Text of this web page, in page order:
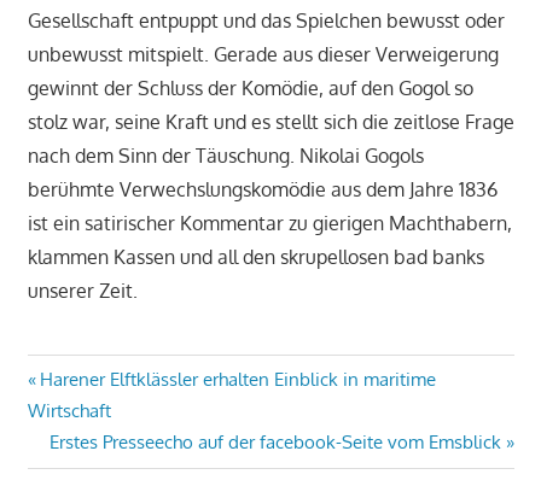
Gesellschaft entpuppt und das Spielchen bewusst oder
unbewusst mitspielt. Gerade aus dieser Verweigerung
gewinnt der Schluss der Komödie, auf den Gogol so
stolz war, seine Kraft und es stellt sich die zeitlose Frage
nach dem Sinn der Täuschung. Nikolai Gogols
berühmte Verwechslungskomödie aus dem Jahre 1836
ist ein satirischer Kommentar zu gierigen Machthabern,
klammen Kassen und all den skrupellosen bad banks
unserer Zeit.
Beitragsnavigation
Vorheriger
Beitrag:
Harener Elftklässler erhalten Einblick in maritime
Wirtschaft
Nächster
Beitrag:
Erstes Presseecho auf der facebook-Seite vom Emsblick